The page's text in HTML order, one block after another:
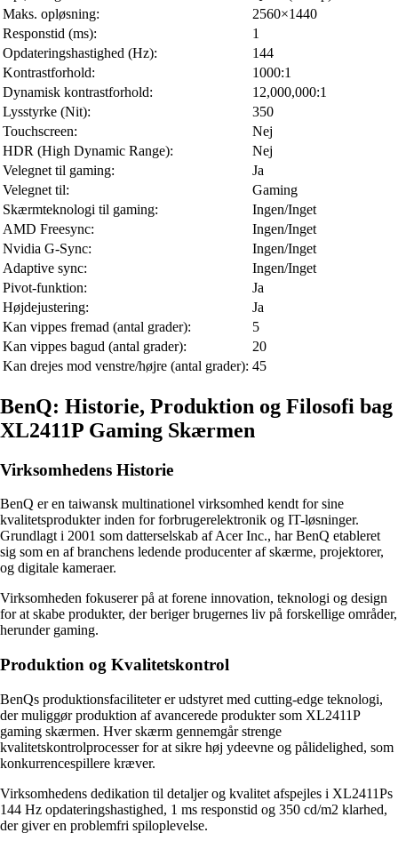
Maks. opløsning:
2560×1440
Responstid (ms):
1
Opdateringshastighed (Hz):
144
Kontrastforhold:
1000:1
Dynamisk kontrastforhold:
12,000,000:1
Lysstyrke (Nit):
350
Touchscreen:
Nej
HDR (High Dynamic Range):
Nej
Velegnet til gaming:
Ja
Velegnet til:
Gaming
Skærmteknologi til gaming:
Ingen/Inget
AMD Freesync:
Ingen/Inget
Nvidia G-Sync:
Ingen/Inget
Adaptive sync:
Ingen/Inget
Pivot-funktion:
Ja
Højdejustering:
Ja
Kan vippes fremad (antal grader):
5
Kan vippes bagud (antal grader):
20
Kan drejes mod venstre/højre (antal grader): 45
BenQ: Historie, Produktion og Filosofi bag
XL2411P Gaming Skærmen
Virksomhedens Historie
BenQ er en taiwansk multinationel virksomhed kendt for sine
kvalitetsprodukter inden for forbrugerelektronik og IT-løsninger.
Grundlagt i 2001 som datterselskab af Acer Inc., har BenQ etableret
sig som en af branchens ledende producenter af skærme, projektorer,
og digitale kameraer.
Virksomheden fokuserer på at forene innovation, teknologi og design
for at skabe produkter, der beriger brugernes liv på forskellige områder,
herunder gaming.
Produktion og Kvalitetskontrol
BenQs produktionsfaciliteter er udstyret med cutting-edge teknologi,
der muliggør produktion af avancerede produkter som XL2411P
gaming skærmen. Hver skærm gennemgår strenge
kvalitetskontrolprocesser for at sikre høj ydeevne og pålidelighed, som
konkurrencespillere kræver.
Virksomhedens dedikation til detaljer og kvalitet afspejles i XL2411Ps
144 Hz opdateringshastighed, 1 ms responstid og 350 cd/m2 klarhed,
der giver en problemfri spiloplevelse.